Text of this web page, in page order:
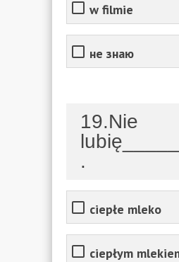
w filmie
не знаю
19.Nie
.
ciepłe mleko
ciepłym